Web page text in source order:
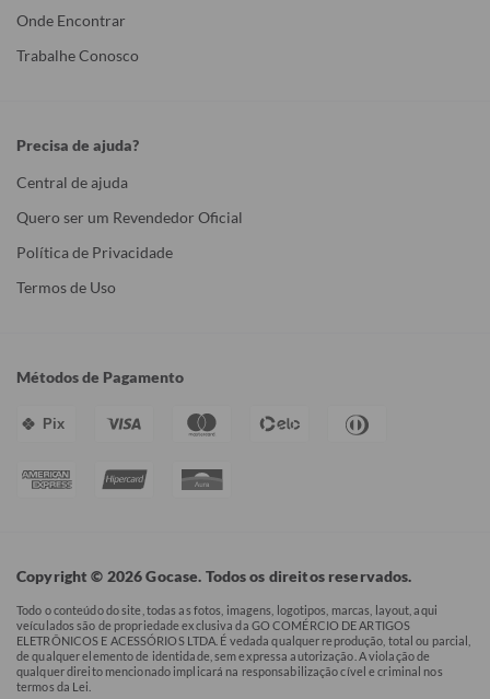
Onde Encontrar
Trabalhe Conosco
Precisa de ajuda?
Central de ajuda
Quero ser um Revendedor Oficial
Política de Privacidade
Termos de Uso
Métodos de Pagamento
Pix
Copyright © 2026 Gocase. Todos os direitos reservados.
Todo o conteúdo do site, todas as fotos, imagens, logotipos, marcas, layout, aqui
veículados são de propriedade exclusiva da GO COMÉRCIO DE ARTIGOS
ELETRÔNICOS E ACESSÓRIOS LTDA. É vedada qualquer reprodução, total ou parcial,
de qualquer elemento de identidade, sem expressa autorização. A violação de
qualquer direito mencionado implicará na responsabilização cível e criminal nos
termos da Lei.